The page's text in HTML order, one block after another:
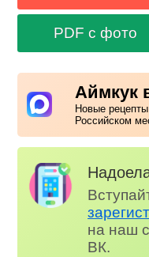
PDF с фото
Аймкук
Новые
Российском
на наш
ВК.